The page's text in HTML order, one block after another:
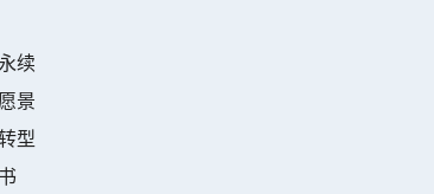
续
景
型